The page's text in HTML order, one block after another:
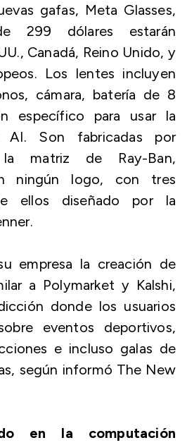
gafas, Meta Glasses,
299 dólares estarán
Canadá, Reino Unido, y
Los lentes incluyen
cámara, batería de 8
específico para usar la
AI. Son fabricadas por
la matriz de Ray-Ban,
ningún logo, con tres
ellos diseñado por la
empresa la creación de
a Polymarket y Kalshi,
donde los usuarios
eventos deportivos,
e incluso galas de
según informó The New
en la computación